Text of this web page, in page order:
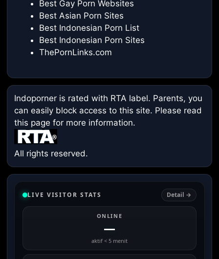
Best Gay Porn Websites
Best Asian Porn Sites
Best Indonesian Porn List
Best Indonesian Porn Sites
ThePornLinks.com
Indoporner is rated with RTA label. Parents, you
can easily block access to this site. Please read
this page for more information.
All rights reserved.
LIVE VISITOR STATS Detail →
ONLINE
—
aktif < 5 menit